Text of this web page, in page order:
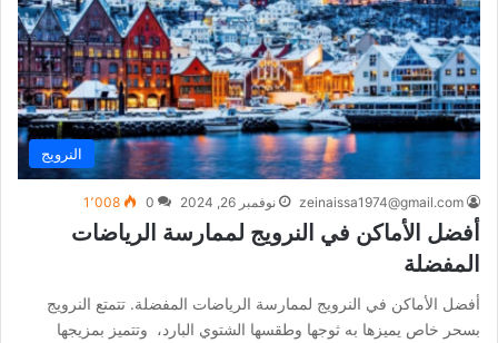
النرويج
zeinaissa1974@gmail.com نوفمبر 26, 2024 0 1٬008
أفضل الأماكن في النرويج لممارسة الرياضات
المفضلة
أفضل الأماكن في النرويج لممارسة الرياضات المفضلة. تتمتع النرويج
بسحر خاص يميزها به ثوجها وطقسها الشتوي البارد، وتتميز بمزيجها